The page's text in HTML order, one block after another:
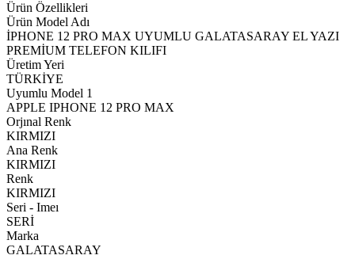
Ürün Özellikleri
Ürün Model Adı
İPHONE 12 PRO MAX UYUMLU GALATASARAY EL YAZI
PREMİUM TELEFON KILIFI
Üretim Yeri
TÜRKİYE
Uyumlu Model 1
APPLE IPHONE 12 PRO MAX
Orjınal Renk
KIRMIZI
Ana Renk
KIRMIZI
Renk
KIRMIZI
Seri - Imeı
SERİ
Marka
GALATASARAY